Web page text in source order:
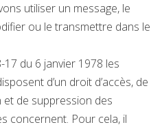
utiliser un message, le
ou le transmettre dans le
du 6 janvier 1978 les
d’un droit d’accès, de
de suppression des
concernent. Pour cela, il